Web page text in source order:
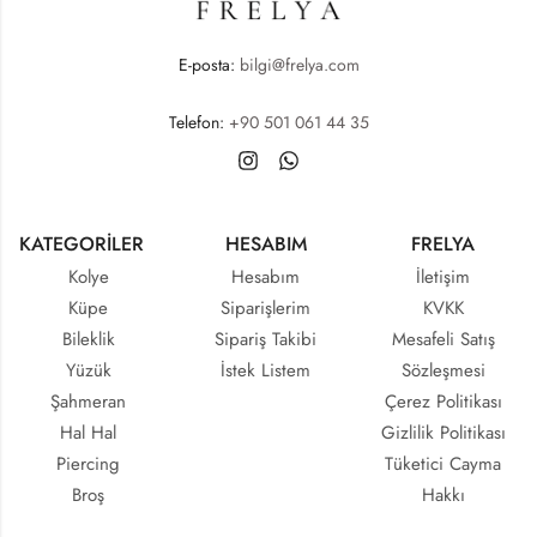
E-posta: bilgi@frelya.com
Telefon: +90 501 061 44 35
KATEGORİLER
Kolye
Küpe
Bileklik
Yüzük
Şahmeran
Hal Hal
Piercing
Broş
HESABIM
Hesabım
Siparişlerim
Sipariş Takibi
İstek Listem
FRELYA
İletişim
KVKK
Mesafeli Satış
Sözleşmesi
Çerez Politikası
Gizlilik Politikası
Tüketici Cayma
Hakkı